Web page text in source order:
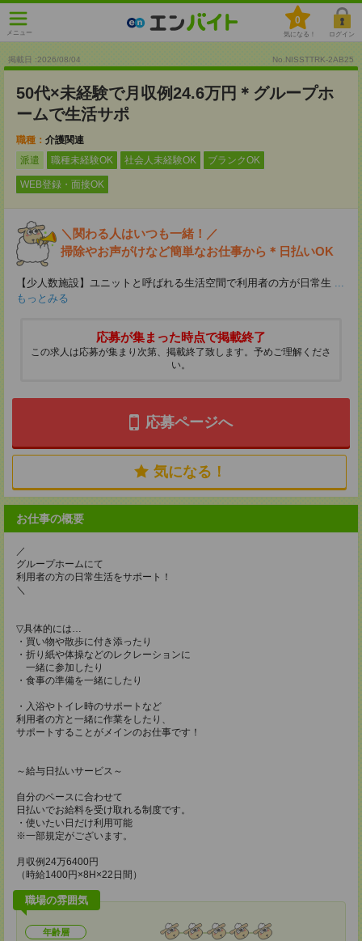
メニュー
0
気になる！ ログイン
掲載日 :2026/08/04 No.NISSTTRK-2AB25
50代×未経験で月収例24.6万円＊グループホ
ームで生活サポ
職種： 介護関連
派遣
職種未経験OK 社会人未経験OK ブランクOK
WEB登録・面接OK
＼関わる人はいつも一緒！／
掃除やお声がけなど簡単なお仕事から＊日払いOK
【少人数施設】ユニットと呼ばれる生活空間で利用者の方が日常生 ...
もっとみる
応募が集まった時点で掲載終了
この求人は応募が集まり次第、掲載終了致します。予めご理解くださ
い。
応募ページへ
気になる！
お仕事の概要
／
グループホームにて
利用者の方の日常生活をサポート！
＼
▽具体的には…
・買い物や散歩に付き添ったり
・折り紙や体操などのレクレーションに
一緒に参加したり
・食事の準備を一緒にしたり
・入浴やトイレ時のサポートなど
利用者の方と一緒に作業をしたり、
サポートすることがメインのお仕事です！
～給与日払いサービス～
自分のペースに合わせて
日払いでお給料を受け取れる制度です。
・使いたい日だけ利用可能
※一部規定がございます。
月収例24万6400円
（時給1400円×8H×22日間）
職場の雰囲気
年齢層